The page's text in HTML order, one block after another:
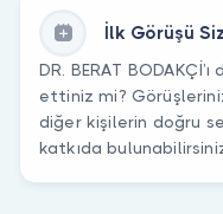
İlk Görüşü
DR. BERAT
ettiniz mi?
diğer kişilerin doğru
katkıda